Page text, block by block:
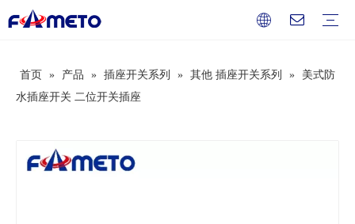
首页 » 产品 » 插座开关系列 » 其他 插座开关系列 »
美式防
水插座开关 二位开关插座